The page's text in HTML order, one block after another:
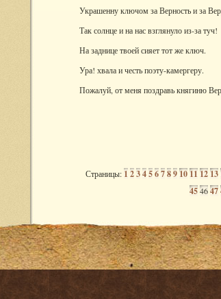
Украшенну ключом за Верность и за
Так солнце и на нас взглянуло из-за туч!
На заднице твоей сияет тот же ключ.
Ура! хвала и честь поэту-камергеру.
Пожалуй, от меня поздравь княгиню
Страницы:1 2345678910111213
454647